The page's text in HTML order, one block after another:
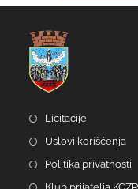
Licitacije
Uslovi korišćenja
Politika privatnosti